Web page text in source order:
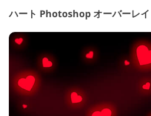
ハート Photoshop オーバーレ